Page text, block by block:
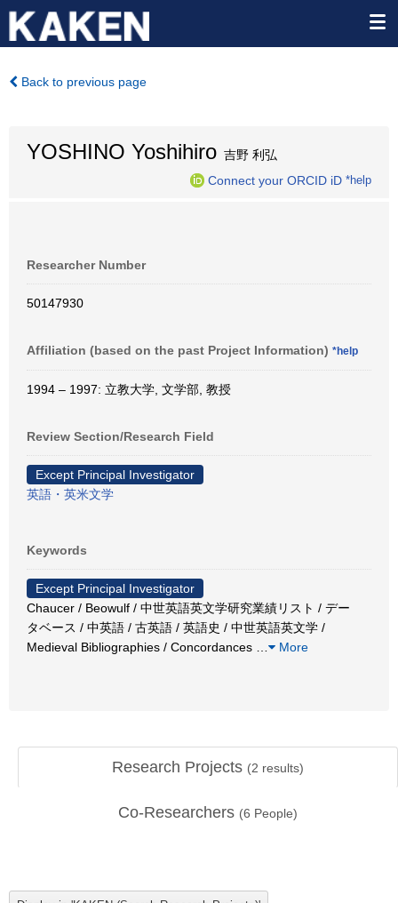
Back to previous page
YOSHINO Yoshihiro 吉野 利弘
Connect your ORCID iD *help
Researcher Number
50147930
Affiliation (based on the past Project Information) *help
1994 – 1997: 立教大学, 文学部, 教授
Review Section/Research Field
Except Principal Investigator
英語・英米文学
Keywords
Except Principal Investigator
Chaucer / Beowulf / 中世英語英文学研究業績リスト / デー
タベース / 中英語 / 古英語 / 英語史 / 中世英語英文学 /
Medieval Bibliographies / Concordances
More
Research Projects (2 results)
Co-Researchers (6 People)